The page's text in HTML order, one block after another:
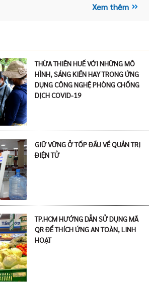
Xem thêm
THỪA THIÊN HUẾ VỚI NHỮNG MÔ
HÌNH, SÁNG KIẾN HAY TRONG ỨNG
DỤNG CÔNG NGHỆ PHÒNG CHỐNG
DỊCH COVID-19
GIỮ VỮNG Ở TỐP ĐẦU VỀ QUẢN TRỊ
ĐIỆN TỬ
TP.HCM HƯỚNG DẪN SỬ DỤNG MÃ
QR ĐỂ THÍCH ỨNG AN TOÀN, LINH
HOẠT